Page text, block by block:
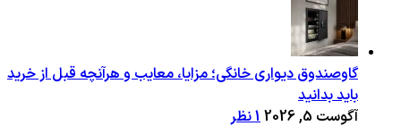
گاوصندوق دیواری خانگی؛ مزایا، معایب و هرآنچه قبل از خرید
باید بدانید
آگوست 5, 2026
1 نظر